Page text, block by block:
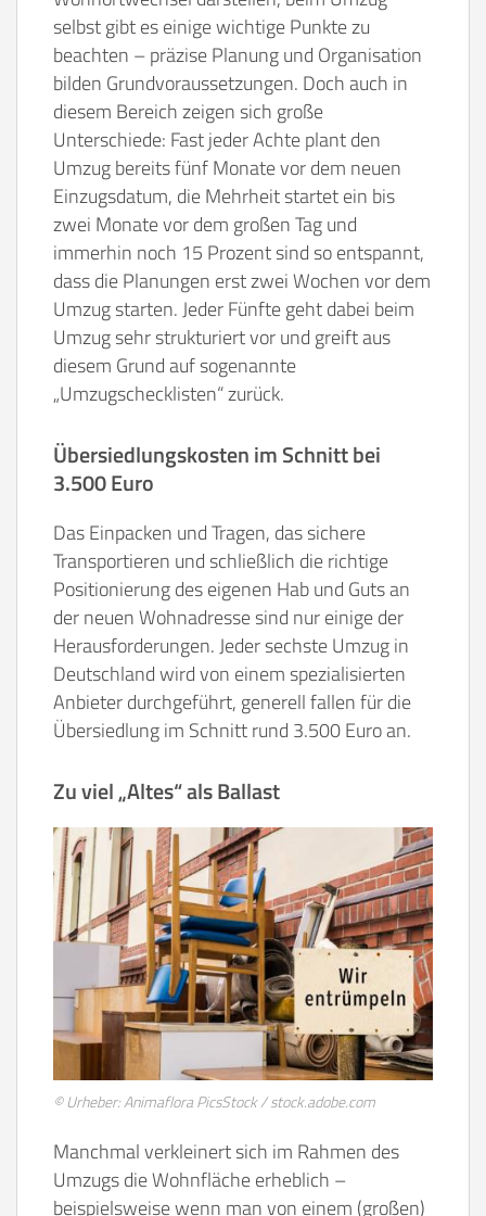
selbst gibt es einige wichtige Punkte zu
beachten – präzise Planung und Organisation
bilden Grundvoraussetzungen. Doch auch in
diesem Bereich zeigen sich große
Unterschiede: Fast jeder Achte plant den
Umzug bereits fünf Monate vor dem neuen
Einzugsdatum, die Mehrheit startet ein bis
zwei Monate vor dem großen Tag und
immerhin noch 15 Prozent sind so entspannt,
dass die Planungen erst zwei Wochen vor dem
Umzug starten. Jeder Fünfte geht dabei beim
Umzug sehr strukturiert vor und greift aus
diesem Grund auf sogenannte
„Umzugschecklisten“ zurück.
Übersiedlungskosten im Schnitt bei
3.500 Euro
Das Einpacken und Tragen, das sichere
Transportieren und schließlich die richtige
Positionierung des eigenen Hab und Guts an
der neuen Wohnadresse sind nur einige der
Herausforderungen. Jeder sechste Umzug in
Deutschland wird von einem spezialisierten
Anbieter durchgeführt, generell fallen für die
Übersiedlung im Schnitt rund 3.500 Euro an.
Zu viel „Altes“ als Ballast
© Urheber: Animaflora PicsStock / stock.adobe.com
Manchmal verkleinert sich im Rahmen des
Umzugs die Wohnfläche erheblich –
beispielsweise wenn man von einem (großen)